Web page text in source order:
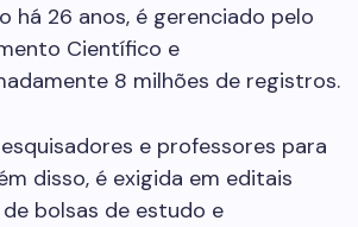
há 26 anos, é gerenciado pelo
Científico e
8 milhões de registros.
e professores para
disso, é exigida em editais
bolsas de estudo e